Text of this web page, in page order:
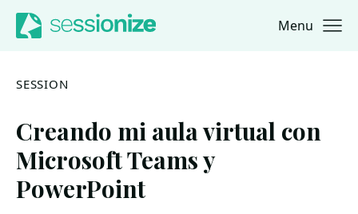
Jump to navigation
Jump to content Menu
SESSION
Creando mi aula virtual con
Microsoft Teams y
PowerPoint